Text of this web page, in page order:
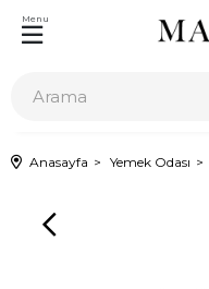
Menu
Anasayfa Yemek Odası